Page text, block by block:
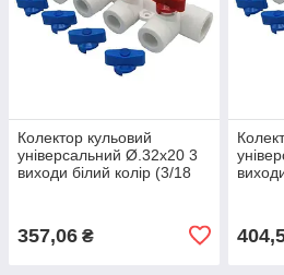
Колектор кульовий
універсальний Ø.32x20 3
виходи білий колір (3/18
357,06 ₴